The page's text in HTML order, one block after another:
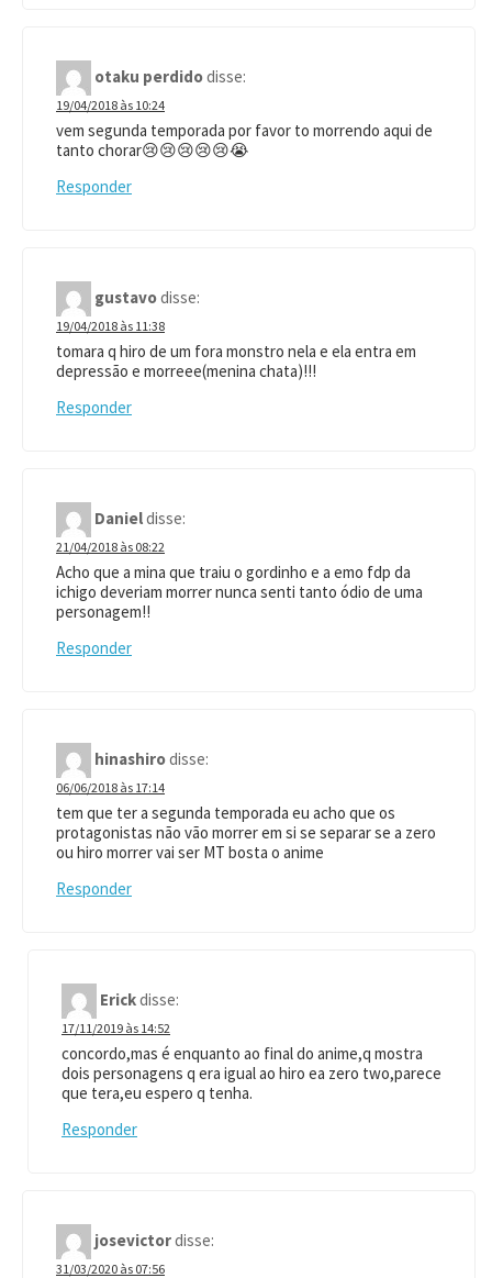
otaku perdidodisse:
19/04/2018 às 10:24
vem segunda temporada por favor to morrendo aqui de
tanto chorar😢😢😢😢😢😭
Responder
gustavodisse:
19/04/2018 às 11:38
tomara q hiro de um fora monstro nela e ela entra em
depressão e morreee(menina chata)!!!
Responder
Danieldisse:
21/04/2018 às 08:22
Acho que a mina que traiu o gordinho e a emo fdp da
ichigo deveriam morrer nunca senti tanto ódio de uma
personagem!!
Responder
hinashirodisse:
06/06/2018 às 17:14
tem que ter a segunda temporada eu acho que os
protagonistas não vão morrer em si se separar se a zero
ou hiro morrer vai ser MT bosta o anime
Responder
Erickdisse:
17/11/2019 às 14:52
concordo,mas é enquanto ao final do anime,q mostra
dois personagens q era igual ao hiro ea zero two,parece
que tera,eu espero q tenha.
Responder
josevictordisse:
31/03/2020 às 07:56